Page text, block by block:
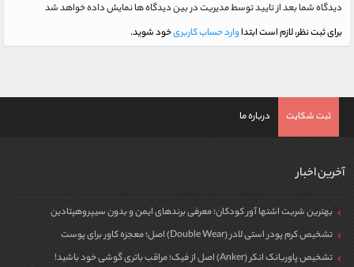
دیدگاه شما بعد از تایید توسط مدیریت در بین دیدگاه ها نمایش داده خواهد شد
برای ثبت نظر، لازم است ابتداوارد حساب کاربریخود شوید.
ثبت شکایت درباره ما
آخرین اخبار
بهترین شربت اشتها آور کودکان؛ معرفی برندهای ایمن و بدون سیپروهپتادین
تشخیص کرم پودر استی لادر (Double Wear) اصل؛ معجزه کاور برای پوست
تشخیص پاوربانک انکر (Anker) اصل از فیک؛ مراقب باتری گوشی خود باشید!